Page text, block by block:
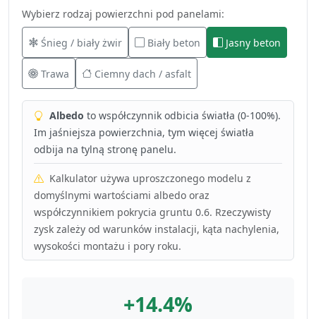
Wybierz rodzaj powierzchni pod panelami:
Śnieg / biały żwir Biały beton Jasny beton
Trawa Ciemny dach / asfalt
Albedo to współczynnik odbicia światła (0-100%).
Im jaśniejsza powierzchnia, tym więcej światła
odbija na tylną stronę panelu.
Kalkulator używa uproszczonego modelu z
domyślnymi wartościami albedo oraz
współczynnikiem pokrycia gruntu 0.6. Rzeczywisty
zysk zależy od warunków instalacji, kąta nachylenia,
wysokości montażu i pory roku.
+14.4%